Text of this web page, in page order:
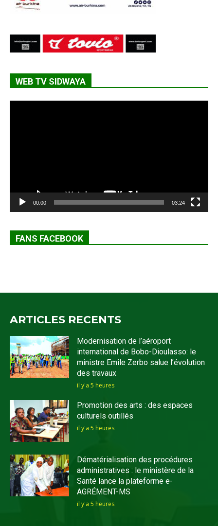
WEB TV SIDWAYA
00:00 03:24
FANS FACEBOOK
ARTICLES RECENTS
Modernisation de l’aéroport
international de Bobo-Dioulasso: le
ministre Emile Zerbo salue l’évolution
des travaux
il y'a 5 heures
Promotion des arts : des espaces
culturels outillés
il y'a 5 heures
Dématérialisation des procédures
administratives : le ministère de la
Santé lance la plateforme e-
AGRÉMENT-MS
il y'a 5 heures